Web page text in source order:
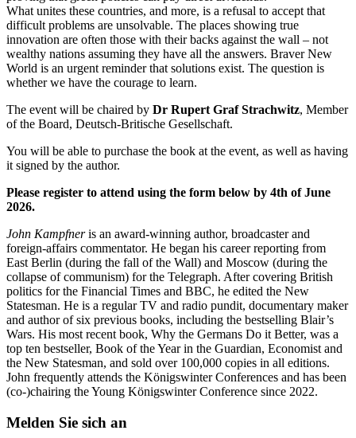
What unites these countries, and more, is a refusal to accept that
difficult problems are unsolvable. The places showing true
innovation are often those with their backs against the wall – not
wealthy nations assuming they have all the answers. Braver New
World is an urgent reminder that solutions exist. The question is
whether we have the courage to learn.
The event will be chaired by Dr Rupert Graf Strachwitz, Member
of the Board, Deutsch-Britische Gesellschaft.
You will be able to purchase the book at the event, as well as having
it signed by the author.
Please register to attend using the form below by 4th of June
2026.
John Kampfneris an award-winning author, broadcaster and
foreign-affairs commentator. He began his career reporting from
East Berlin (during the fall of the Wall) and Moscow (during the
collapse of communism) for the Telegraph. After covering British
politics for the Financial Times and BBC, he edited the New
Statesman. He is a regular TV and radio pundit, documentary maker
and author of six previous books, including the bestselling Blair’s
Wars. His most recent book, Why the Germans Do it Better, was a
top ten bestseller, Book of the Year in the Guardian, Economist and
the New Statesman, and sold over 100,000 copies in all editions.
John frequently attends the Königswinter Conferences and has been
(co-)chairing the Young Königswinter Conference since 2022.
Melden Sie sich an